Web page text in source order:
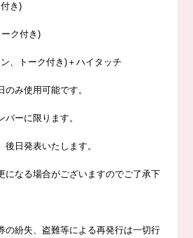
付き)
ーク付き)
、トーク付き) ＋ハイタッチ
み使用可能です。
ーに限ります。
日発表いたします。
になる場合がございますのでご了承下
の紛失、盗難等による再発行は一切行